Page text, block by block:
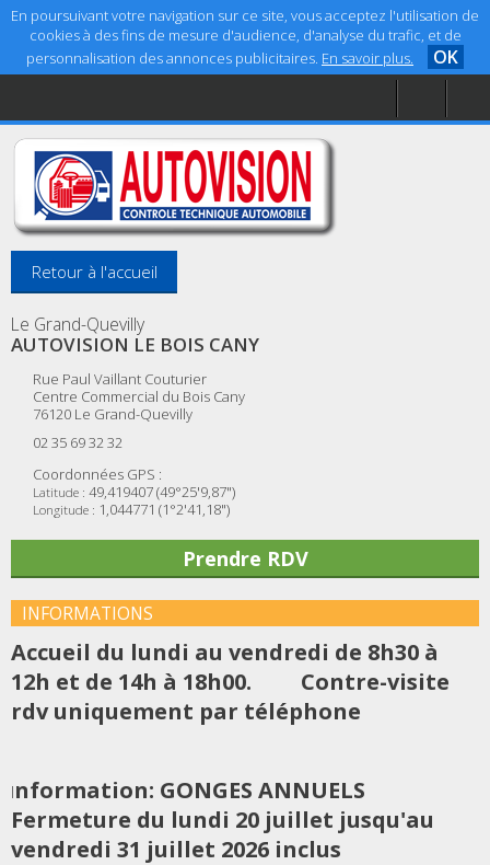
En poursuivant votre navigation sur ce site, vous acceptez l'utilisation de
cookies à des fins de mesure d'audience, d'analyse du trafic, et de
personnalisation des annonces publicitaires. En savoir plus. OK
Accueil
Aide
Mentions légales
Retour à l'accueil
Le Grand-Quevilly
AUTOVISION LE BOIS CANY
Rue Paul Vaillant Couturier
Centre Commercial du Bois Cany
76120 Le Grand-Quevilly
02 35 69 32 32
Coordonnées GPS :
Latitude : 49,419407 (49°25'9,87")
Longitude : 1,044771 (1°2'41,18")
Prendre RDV
INFORMATIONS
Accueil du lundi au vendredi de 8h30 à
12h et de 14h à 18h00.
Contre-visite
rdv uniquement par téléphone
Information: GONGES ANNUELS
Fermeture du lundi 20 juillet jusqu'au
vendredi 31 juillet 2026 inclus